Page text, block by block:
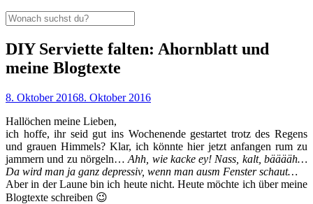
DIY Serviette falten: Ahornblatt und
meine Blogtexte
8. Oktober 20168. Oktober 2016
Hallöchen meine Lieben,
ich hoffe, ihr seid gut ins Wochenende gestartet trotz des Regens
und grauen Himmels? Klar, ich könnte hier jetzt anfangen rum zu
jammern und zu nörgeln…Ahh, wie kacke ey! Nass, kalt, bääääh…
Da wird man ja ganz depressiv, wenn man ausm Fenster schaut…
Aber in der Laune bin ich heute nicht. Heute möchte ich über meine
Blogtexte schreiben 😉